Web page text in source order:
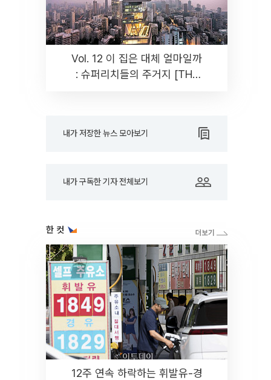
Vol. 12 이 집은 대체 얼마일까
: 슈퍼리치들의 주거지 [THE
내가 저장한 뉴스 모아보기
내가 구독한 기자 전체보기
한 컷
12주 연속 하락하는 휘발유-경